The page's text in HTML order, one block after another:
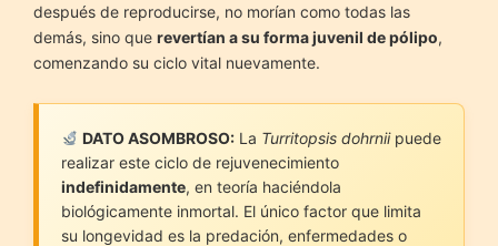
después de reproducirse, no morían como todas las
demás, sino que revertían a su forma juvenil de pólipo,
comenzando su ciclo vital nuevamente.
DATO ASOMBROSO:La Turritopsis dohrniipuede
realizar este ciclo de rejuvenecimiento
indefinidamente, en teoría haciéndola
biológicamente inmortal. El único factor que limita
su longevidad es la predación, enfermedades o